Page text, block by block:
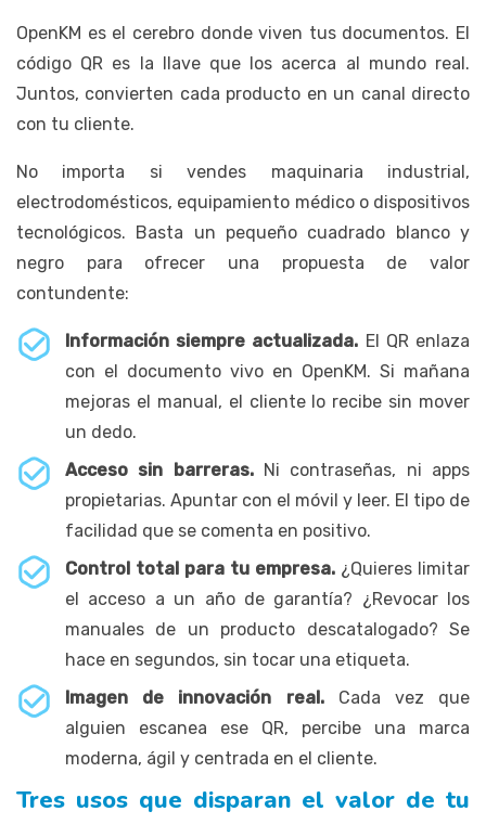
OpenKM es el cerebro donde viven tus documentos. El
código QR es la llave que los acerca al mundo real.
Juntos, convierten cada producto en un canal directo
con tu cliente.
No importa si vendes maquinaria industrial,
electrodomésticos, equipamiento médico o dispositivos
tecnológicos. Basta un pequeño cuadrado blanco y
negro para ofrecer una propuesta de valor
contundente:
Información siempre actualizada. El QR enlaza
con el documento vivo en OpenKM. Si mañana
mejoras el manual, el cliente lo recibe sin mover
un dedo.
Acceso sin barreras.Ni contraseñas, ni apps
propietarias. Apuntar con el móvil y leer. El tipo de
facilidad que se comenta en positivo.
Control total para tu empresa. ¿Quieres limitar
el acceso a un año de garantía? ¿Revocar los
manuales de un producto descatalogado? Se
hace en segundos, sin tocar una etiqueta.
Imagen de innovación real.Cada vez que
alguien escanea ese QR, percibe una marca
moderna, ágil y centrada en el cliente.
Tres usos que disparan el valor de tu